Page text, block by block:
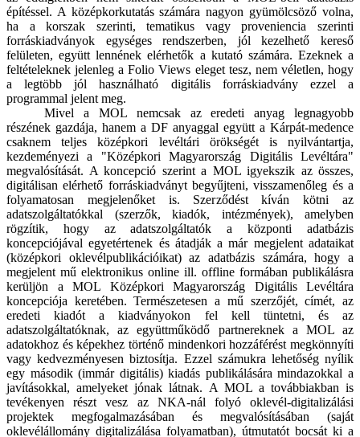
építéssel. A középkorkutatás számára nagyon gyümölcsöző volna,
ha a korszak szerinti, tematikus vagy proveniencia szerinti
forráskiadványok egységes rendszerben, jól kezelhető kereső
felületen, együtt lennének elérhetők a kutató számára. Ezeknek a
feltételeknek jelenleg a Folio Views eleget tesz, nem véletlen, hogy
a legtöbb jól használható digitális forráskiadvány ezzel a
programmal jelent meg.
Mivel a MOL nemcsak az eredeti anyag legnagyobb
részének gazdája, hanem a DF anyaggal együtt a Kárpát-medence
csaknem teljes középkori levéltári örökségét is nyilvántartja,
kezdeményezi a "Középkori Magyarország Digitális Levéltára"
megvalósítását. A koncepció szerint a MOL igyekszik az összes,
digitálisan elérhető forráskiadványt begyűjteni, visszamenőleg és a
folyamatosan megjelenőket is. Szerződést kíván kötni az
adatszolgáltatókkal (szerzők, kiadók, intézmények), amelyben
rögzítik, hogy az adatszolgáltatók a központi adatbázis
koncepciójával egyetértenek és átadják a már megjelent adataikat
(középkori oklevélpublikációikat) az adatbázis számára, hogy a
megjelent mű elektronikus online ill. offline formában publikálásra
kerüljön a MOL Középkori Magyarország Digitális Levéltára
koncepciója keretében. Természetesen a mű szerzőjét, címét, az
eredeti kiadót a kiadványokon fel kell tüntetni, és az
adatszolgáltatóknak, az együttműködő partnereknek a MOL az
adatokhoz és képekhez történő mindenkori hozzáférést megkönnyíti
vagy kedvezményesen biztosítja. Ezzel számukra lehetőség nyílik
egy második (immár digitális) kiadás publikálására mindazokkal a
javításokkal, amelyeket jónak látnak. A MOL a továbbiakban is
tevékenyen részt vesz az NKA-nál folyó oklevél-digitalizálási
projektek megfogalmazásában és megvalósításában (saját
oklevélállomány digitalizálása folyamatban), útmutatót bocsát ki a